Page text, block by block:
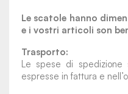
Le scatole hanno
e i vostri articoli son
Trasporto:
Le spese di
espresse in fattura e